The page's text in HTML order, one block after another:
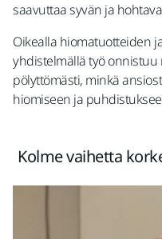
saavuttaa syvän ja
Oikealla hiomatuotteiden
yhdistelmällä työ onnistuu
pölyttömästi, minkä
hiomiseen ja
Kolme vaihetta